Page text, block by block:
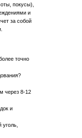
покусы),
и
за собой
точно
через 8-12
и